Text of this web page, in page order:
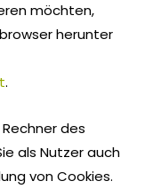
möchten,
herunter
.
des
als Nutzer auch
von Cookies.